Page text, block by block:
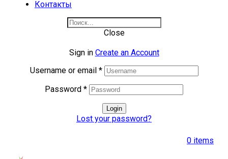
Контакты
Close
Sign in Create an Account
Username or email *
Password *
Login
Lost your password?
0 items